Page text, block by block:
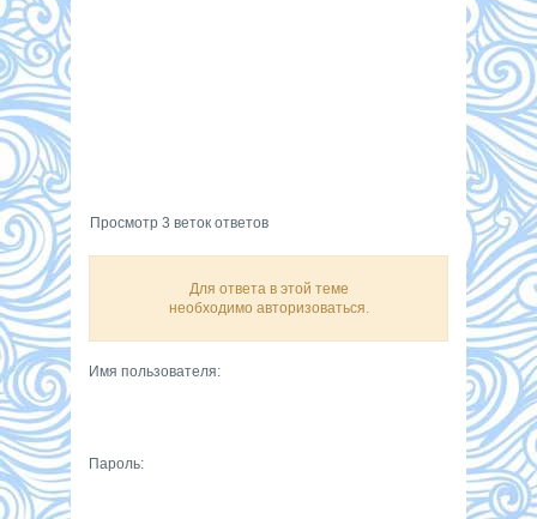
Просмотр 3 веток ответов
Для ответа в этой теме
необходимо авторизоваться.
Имя пользователя:
Пароль: